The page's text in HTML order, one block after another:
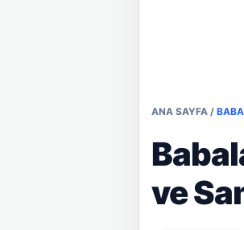
ANA SAYFA /
ve